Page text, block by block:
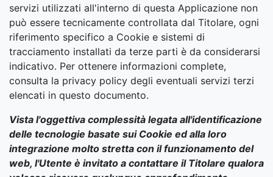
servizi utilizzati all'interno di questa Applicazione non
può essere tecnicamente controllata dal Titolare, ogni
riferimento specifico a Cookie e sistemi di
tracciamento installati da terze parti è da considerarsi
indicativo. Per ottenere informazioni complete,
consulta la privacy policy degli eventuali servizi terzi
elencati in questo documento.
Vista l'oggettiva complessità legata all'identificazione
delle tecnologie basate sui Cookie ed alla loro
integrazione molto stretta con il funzionamento del
web, l'Utente è invitato a contattare il Titolare qualora